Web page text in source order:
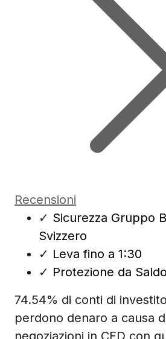
Recensioni
✓ Sicurezza Gruppo
Svizzero
✓ Leva fino a 1:30
✓ Protezione da
74.54% di conti di
perdono denaro a causa
negoziazioni in CFD con